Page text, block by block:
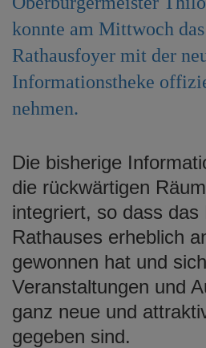
nkonnte am Mittwoch
Rathausfoyer mit der
Informationstheke
nehmen.
Die bisherige
die rückwärtigen
integriert, so dass das
Rathauses erheblich
gewonnen hat und
Veranstaltungen und
ganz neue und
gegeben sind.